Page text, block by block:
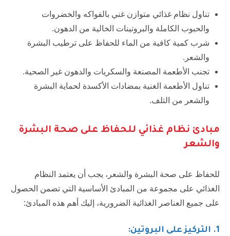
تناول نظام غذائي متوازن غني بالفواكه والخضروات
والحبوب الكاملة والبروتينات الخالية من الدهون.
شرب كمية كافية من الماء للحفاظ على ترطيب البشرة
والشعر.
تجنب الأطعمة المصنعة والسكريات والدهون غير الصحية.
تناول الأطعمة الغنية بمضادات الأكسدة لحماية البشرة
والشعر من التلف.
مبادئ نظام غذائي للحفاظ على صحة البشرة
والشعر
للحفاظ على صحة البشرة والشعر، يجب أن يعتمد النظام
الغذائي على مجموعة من المبادئ الأساسية التي تضمن الحصول
على جميع العناصر الغذائية الضرورية، إليك أهم هذه المبادئ:
1. التركيز على البروتين: